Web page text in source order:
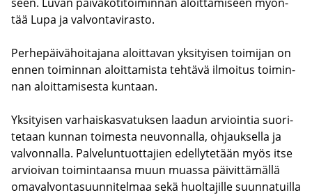
tää Lupa ja val­von­ta­vi­ras­to.
Per­he­päi­vä­hoi­ta­ja­na aloit­ta­van yk­si­tyi­sen toi­mi­jan on
ennen toi­min­nan aloit­ta­mis­ta teh­tä­vä il­moi­tus toi­min­
nan aloit­ta­mi­ses­ta kun­taan.
Yk­si­tyi­sen var­hais­kas­va­tuk­sen laa­dun ar­vioin­tia suo­ri­
te­taan kun­nan toi­mes­ta neu­von­nal­la, oh­jauk­sel­la ja
val­von­nal­la. Pal­ve­lun­tuot­ta­jien edel­ly­te­tään myös itse
ar­vioi­van toi­min­taan­sa muun muas­sa päi­vit­tä­mäl­lä
oma­val­von­ta­suun­ni­tel­maa sekä huol­ta­jil­le suun­na­tuil­la